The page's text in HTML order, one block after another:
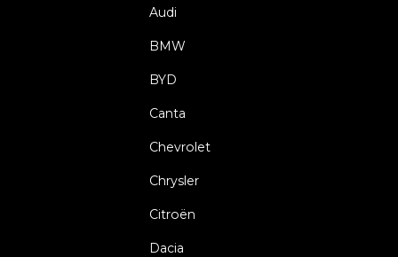
Audi
BMW
BYD
Canta
Chevrolet
Chrysler
Citroën
Dacia